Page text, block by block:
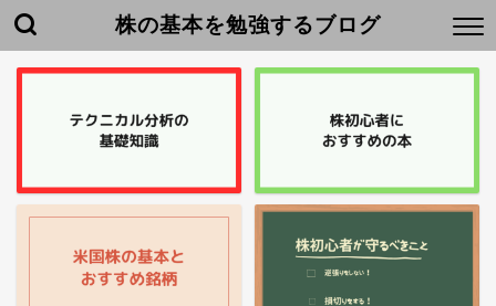
株の基本を勉強するブログ